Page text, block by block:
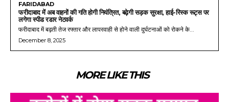
FARIDABAD
फरीदाबाद में अब वाहनों की गति होगी नियंत्रित, बढ़ेगी सड़क सुरक्षा, हाई-रिस्क रूट्स पर
लगेगा स्पीड रडार नेटवर्क
फरीदाबाद में बढ़ती तेज रफ्तार और लापरवाही से होने वाली दुर्घटनाओं को रोकने के...
December 8, 2025
MORE LIKE THIS